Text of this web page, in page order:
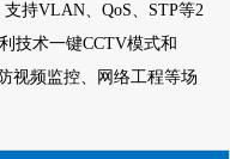
持VLAN、QoS、STP等2
技术一键CCTV模式和
视频监控、网络工程等场